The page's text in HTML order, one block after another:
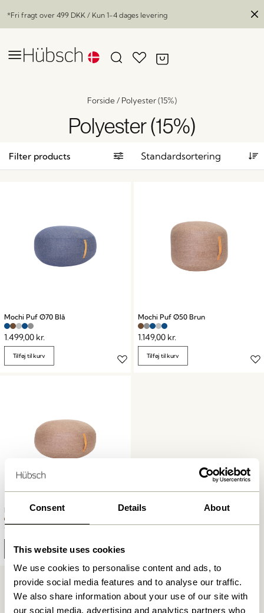
Consent Details About
This website uses cookies
We use cookies to personalise content and ads, to
provide social media features and to analyse our traffic.
We also share information about your use of our site with
our social media, advertising and analytics partners who
*Fri fragt over 499 DKK / Kun 1-4 dages levering
Forside/ Polyester (15%)
Polyester (15%)
Filter products
Mochi Puf Ø70 Blå
1.499,00 kr.
Tilføj til kurv
Mochi Puf Ø50 Brun
1.149,00 kr.
Tilføj til kurv
Mochi Puf Ø70 Brun
1.549,00
Tilføj til kurv